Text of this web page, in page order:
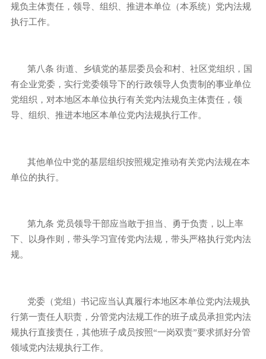
规负主体责任，领导、组织、推进本单位（本系统）党内法规
执行工作。
第八条 街道、乡镇党的基层委员会和村、社区党组织，国
有企业党委，实行党委领导下的行政领导人负责制的事业单位
党组织，对本地区本单位执行有关党内法规负主体责任，领
导、组织、推进本地区本单位党内法规执行工作。
其他单位中党的基层组织按照规定推动有关党内法规在本
单位的执行。
第九条 党员领导干部应当敢于担当、勇于负责，以上率
下、以身作则，带头学习宣传党内法规，带头严格执行党内法
规。
党委（党组）书记应当认真履行本地区本单位党内法规执
行第一责任人职责，分管党内法规工作的班子成员承担党内法
规执行直接责任，其他班子成员按照“一岗双责”要求抓好分管
领域党内法规执行工作。